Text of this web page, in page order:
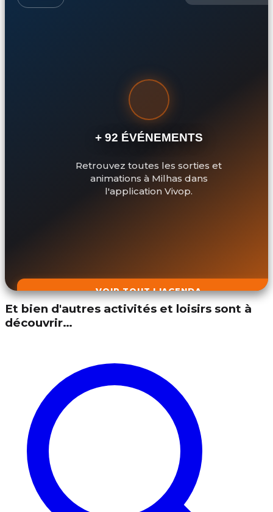
+ 92 ÉVÉNEMENTS
Retrouvez toutes les sorties et
animations à Milhas dans
l'application Vivop.
VOIR TOUT L'AGENDA
Et bien d'autres activités et loisirs sont à
découvrir…